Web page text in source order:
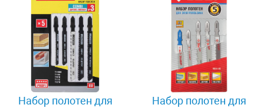
Набор полотен для
Набор полотен для